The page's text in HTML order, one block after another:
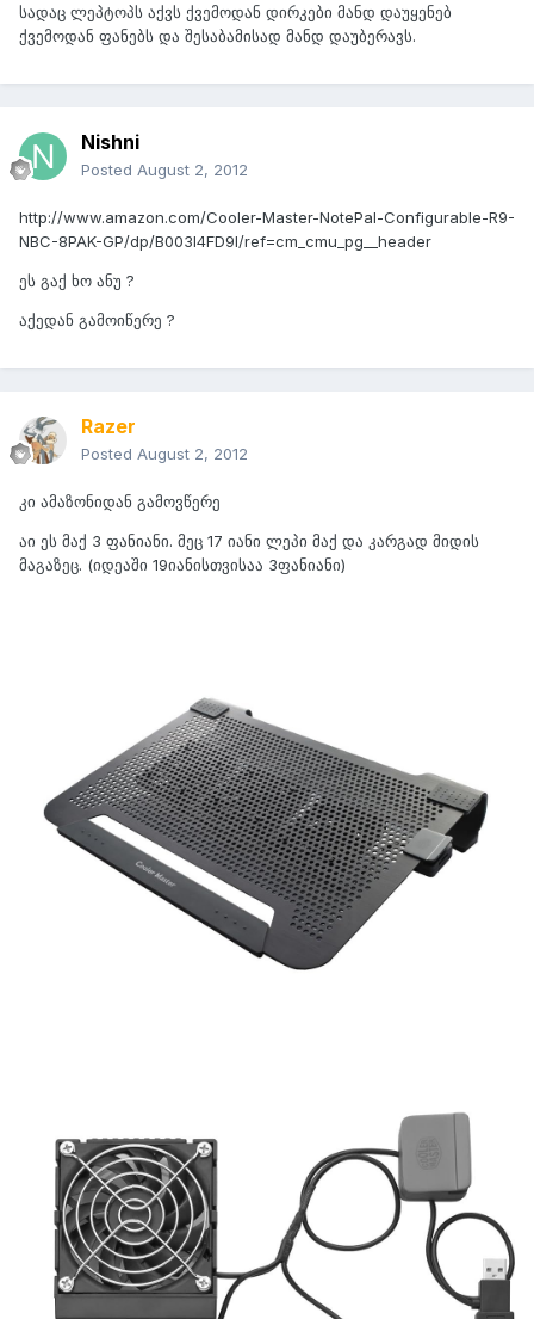
სადაც ლეპტოპს აქვს ქვემოდან დირკები მანდ დაუყენებ
ქვემოდან ფანებს და შესაბამისად მანდ დაუბერავს.
Nishni
Posted August 2, 2012
http://www.amazon.com/Cooler-Master-NotePal-Configurable-R9-
NBC-8PAK-GP/dp/B003I4FD9I/ref=cm_cmu_pg__header
ეს გაქ ხო ანუ ?
აქედან გამოიწერე ?
Razer
Posted August 2, 2012
კი ამაზონიდან გამოვწერე
აი ეს მაქ 3 ფანიანი. მეც 17 იანი ლეპი მაქ და კარგად მიდის
მაგაზეც. (იდეაში 19იანისთვისაა 3ფანიანი)